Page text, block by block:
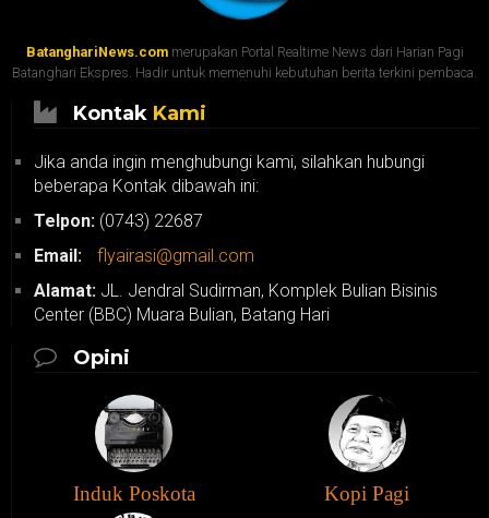
BatanghariNews.commerupakan Portal Realtime News dari Harian Pagi
Batanghari Ekspres. Hadir untuk memenuhi kebutuhan berita terkini pembaca.
Kontak Kami
Jika anda ingin menghubungi kami, silahkan hubungi
beberapa Kontak dibawah ini:
Telpon: (0743) 22687
Email:
flyairasi@gmail.com
Alamat: JL. Jendral Sudirman, Komplek Bulian Bisinis
Center (BBC) Muara Bulian, Batang Hari
Opini
Induk Poskota Kopi Pagi